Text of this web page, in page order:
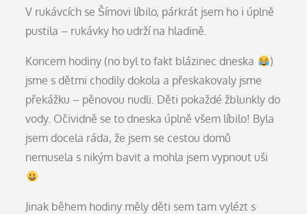
V rukávcích se Šímovi líbilo, párkrát jsem ho i úplně
pustila – rukávky ho udrží na hladině.
Koncem hodiny (no byl to fakt blázinec dneska
)
jsme s dětmi chodily dokola a přeskakovaly jsme
překážku – pěnovou nudli. Děti pokaždé žblunkly do
vody. Očividně se to dneska úplně všem líbilo! Byla
jsem docela ráda, že jsem se cestou domů
nemusela s nikým bavit a mohla jsem vypnout uši
Jinak během hodiny měly děti sem tam vylézt s